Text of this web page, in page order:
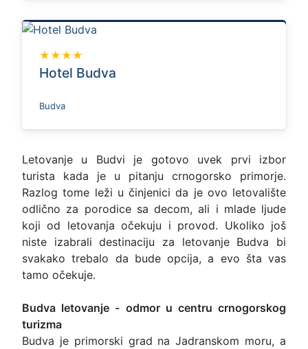
★★★★
Hotel Budva
Budva
Letovanje u Budvi je gotovo uvek prvi izbor
turista kada je u pitanju crnogorsko primorje.
Razlog tome leži u činjenici da je ovo letovalište
odlično za porodice sa decom, ali i mlade ljude
koji od letovanja očekuju i provod. Ukoliko još
niste izabrali destinaciju za letovanje Budva bi
svakako trebalo da bude opcija, a evo šta vas
tamo očekuje.
Budva letovanje - odmor u centru crnogorskog
turizma
Budva je primorski grad na Jadranskom moru, a